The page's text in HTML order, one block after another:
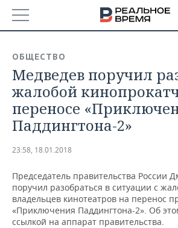
БАШКОРТОСТАН
ТАТАРСТАН
УДМУРТИЯ
НОВОСТИ
АНАЛИТИКА
НОВОСТИ АНАЛИТИКИ
ДЕКЛАРАЦИИ О ДОХОДАХ
КОРОЛИ ГОСЗАКАЗА ПФО
ВУЗЫ ТАТАРСТАНА
ЭКОНОМИКА
НОВОСТИ ЭКОНОМИКИ
ФИНАНСЫ
БАНКИ
ПРОМЫШЛЕННОСТЬ
НОВОСТИ
ПРОМЫШЛЕННОСТИ
АГРОПРОМ
НЕДВИЖИМОСТЬ
НОВОСТИ НЕДВИЖИМОСТИ
АВТО
ОБЩЕСТВО
Медведев поручил
жалобой
переносе
Паддингтона-2»
23:58, 18.01.2018
Председатель правительства России
поручил разобраться в ситуации с
владельцев кинотеатров на перенос
«Приключения Паддингтона-2». Об
ссылкой на аппарат правительства.